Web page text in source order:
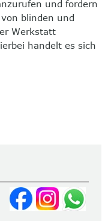
und fordern
blinden und
Werkstatt
handelt es sich